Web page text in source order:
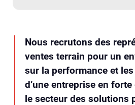
Nous recrutons des
ventes terrain pour un
sur la performance et
d’une entreprise en
le secteur des solutions